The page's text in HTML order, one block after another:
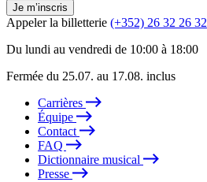
Je m’inscris
Appeler la billetterie (+352) 26 32 26 32
Du lundi au vendredi de 10:00 à 18:00
Fermée du 25.07. au 17.08. inclus
Carrières
Équipe
Contact
FAQ
Dictionnaire musical
Presse